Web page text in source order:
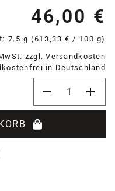
46,00 €
7.5 g(613,33 € / 100 g)
zzgl. Versandkosten
in Deutschland